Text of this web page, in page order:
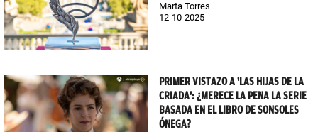
Marta Torres
12-10-2025
PRIMER VISTAZO A 'LAS HIJAS DE LA
CRIADA': ¿MERECE LA PENA LA SERIE
BASADA EN EL LIBRO DE SONSOLES
ÓNEGA?